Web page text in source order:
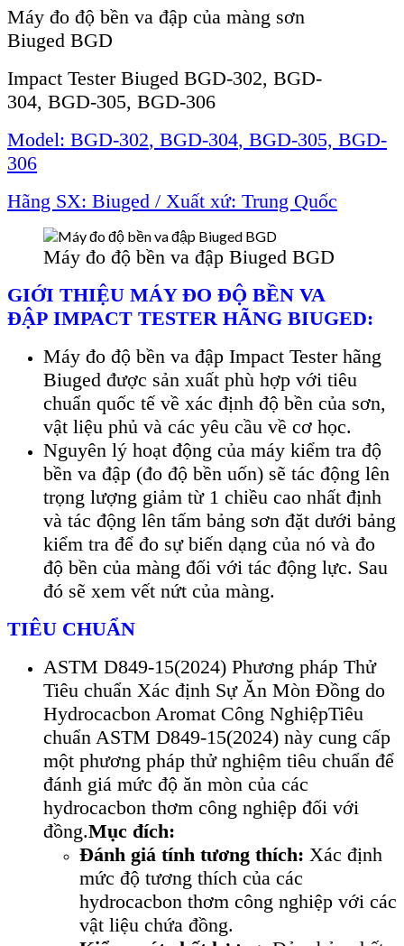
Máy đo độ bền va đập của màng sơn
Biuged BGD
Impact TesterBiuged BGD-302, BGD-
304, BGD-305, BGD-306
Model: BGD-302, BGD-304, BGD-305, BGD-
306
Hãng SX: Biuged / Xuất xứ: Trung Quốc
Máy đo độ bền va đập Biuged BGD
GIỚI THIỆU MÁY ĐO ĐỘ BỀN VA
ĐẬP IMPACT TESTER HÃNG BIUGED:
Máy đo độ bền va đập Impact Tester hãng
Biuged được sản xuất phù hợp với tiêu
chuẩn quốc tế về xác định độ bền của sơn,
vật liệu phủ và các yêu cầu về cơ học.
Nguyên lý hoạt động của máy kiểm tra độ
bền va đập (đo độ bền uốn) sẽ tác động lên
trọng lượng giảm từ 1 chiều cao nhất định
và tác động lên tấm bảng sơn đặt dưới bảng
kiểm tra để đo sự biến dạng của nó và đo
độ bền của màng đối với tác động lực. Sau
đó sẽ xem vết nứt của màng.
TIÊU CHUẨN
ASTM D849-15(2024) Phương pháp Thử
Tiêu chuẩn Xác định Sự Ăn Mòn Đồng do
Hydrocacbon Aromat Công NghiệpTiêu
chuẩn ASTM D849-15(2024) này cung cấp
một phương pháp thử nghiệm tiêu chuẩn để
đánh giá mức độ ăn mòn của các
hydrocacbon thơm công nghiệp đối với
đồng.Mục đích:
Đánh giá tính tương thích: Xác định
mức độ tương thích của các
hydrocacbon thơm công nghiệp với các
vật liệu chứa đồng.